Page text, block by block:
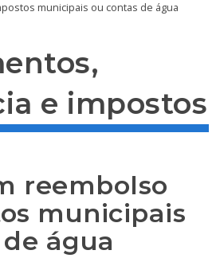
municipais ou contas de água
e impostos
reembolso
municipais
água